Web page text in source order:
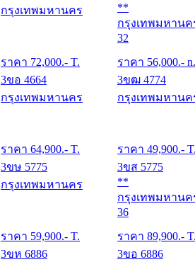
กรุงเทพมหานคร
ราคา 72,000.- T.
**
กรุงเทพมหานค
32
ราคา 56,000.- n.
3ขอ 4664
กรุงเทพมหานคร
ราคา 64,900.- T.
3ขฒ 4774
กรุงเทพมหานค
ราคา 49,900.-
3ขษ 5775
กรุงเทพมหานคร
ราคา 59,900.- T.
3ขส 5775
**
กรุงเทพมหานค
36
ราคา 89,900.-
3ขห 6886
3ขอ 6886